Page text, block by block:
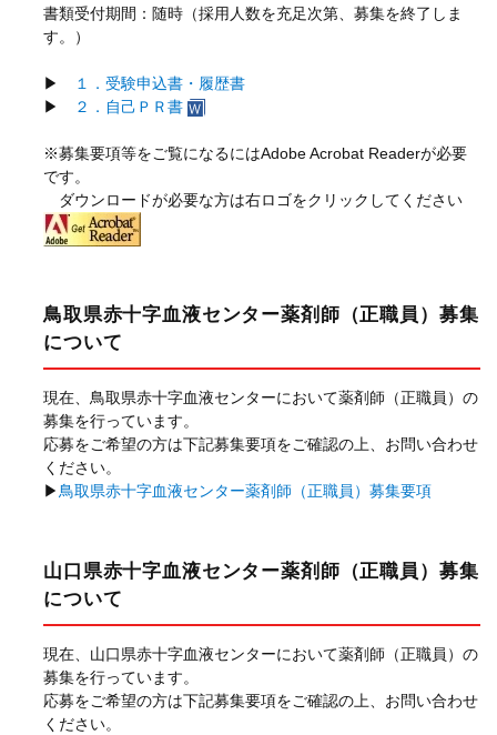
書類受付期間：随時（採用人数を充足次第、募集を終了しま
す。）
▶
１．受験申込書・履歴書
▶
２．自己ＰＲ書
※募集要項等をご覧になるにはAdobe Acrobat Readerが必要
です。
ダウンロードが必要な方は右ロゴをクリックしてください
鳥取県赤十字血液センター薬剤師（正職員）募集
について
現在、鳥取県赤十字血液センターにおいて薬剤師（正職員）の
募集を行っています。
応募をご希望の方は下記募集要項をご確認の上、お問い合わせ
ください。
▶ 鳥取県赤十字血液センター薬剤師（正職員）募集要項
山口県赤十字血液センター薬剤師（正職員）募集
について
現在、山口県赤十字血液センターにおいて薬剤師（正職員）の
募集を行っています。
応募をご希望の方は下記募集要項をご確認の上、お問い合わせ
ください。